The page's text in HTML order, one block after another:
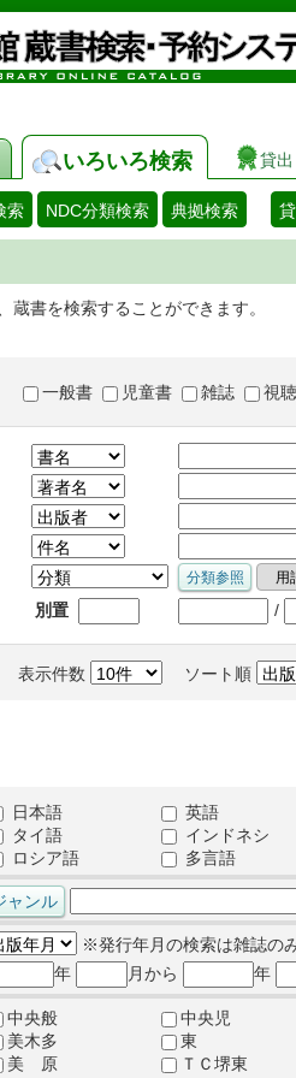
いろいろ検索 貸
索 NDC分類検索 典拠検索
蔵書を検索することができます。
一般書 児童書 雑誌 視
別置 /
表示件数 ソート順
日本語 英語
タイ語
インドネシ
ロシア語
多言語
※発行年月の検索は雑誌の
年
月から 年
中央般 中央児
美木多
東
美 原
ＴＣ堺東